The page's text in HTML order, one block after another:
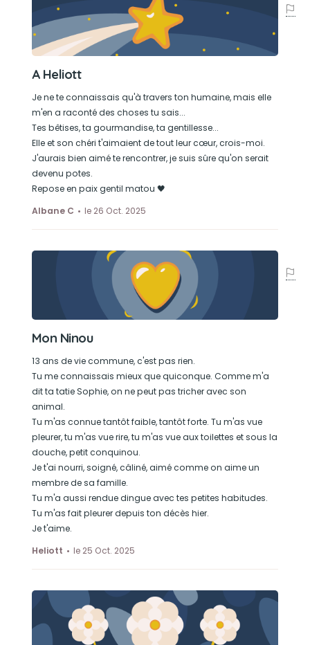
A Heliott
Je ne te connaissais qu'à travers ton humaine, mais elle
m'en a raconté des choses tu sais...
Tes bêtises, ta gourmandise, ta gentillesse...
Elle et son chéri t'aimaient de tout leur cœur, crois-moi.
J'aurais bien aimé te rencontrer, je suis sûre qu'on serait
devenu potes.
Repose en paix gentil matou 🖤
Albane C
le 26 Oct. 2025
Mon Ninou
13 ans de vie commune, c'est pas rien.
Tu me connaissais mieux que quiconque. Comme m'a
dit ta tatie Sophie, on ne peut pas tricher avec son
animal.
Tu m'as connue tantôt faible, tantôt forte. Tu m'as vue
pleurer, tu m'as vue rire, tu m'as vue aux toilettes et sous la
douche, petit conquinou.
Je t'ai nourri, soigné, câliné, aimé comme on aime un
membre de sa famille.
Tu m'a aussi rendue dingue avec tes petites habitudes.
Tu m'as fait pleurer depuis ton décès hier.
Je t'aime.
Heliott
le 25 Oct. 2025